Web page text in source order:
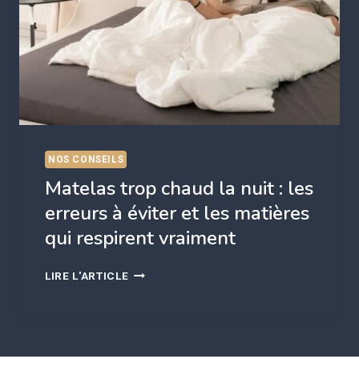
PLUS
LONGTEMPS
NOS CONSEILS
Matelas trop chaud la nuit : les
erreurs à éviter et les matières
qui respirent vraiment
LIRE L'ARTICLEMATELAS
: